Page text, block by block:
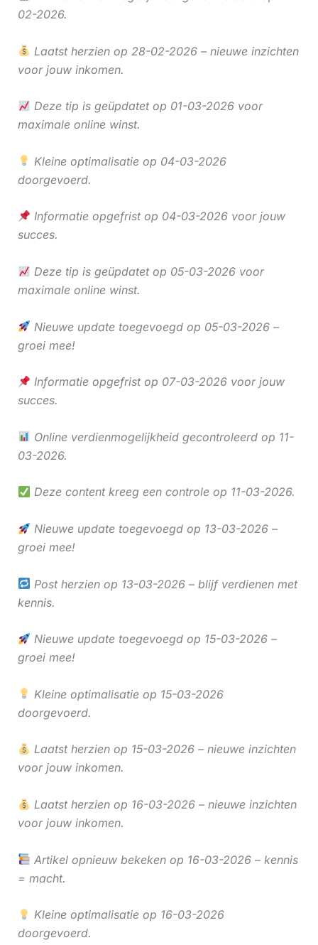
02-2026.
Laatst herzien op 28-02-2026 – nieuwe inzichten
voor jouw inkomen.
Deze tip is geüpdatet op 01-03-2026 voor
maximale online winst.
Kleine optimalisatie op 04-03-2026
doorgevoerd.
Informatie opgefrist op 04-03-2026 voor jouw
succes.
Deze tip is geüpdatet op 05-03-2026 voor
maximale online winst.
Nieuwe update toegevoegd op 05-03-2026 –
groei mee!
Informatie opgefrist op 07-03-2026 voor jouw
succes.
Online verdienmogelijkheid gecontroleerd op 11-
03-2026.
Deze content kreeg een controle op 11-03-2026.
Nieuwe update toegevoegd op 13-03-2026 –
groei mee!
Post herzien op 13-03-2026 – blijf verdienen met
kennis.
Nieuwe update toegevoegd op 15-03-2026 –
groei mee!
Kleine optimalisatie op 15-03-2026
doorgevoerd.
Laatst herzien op 15-03-2026 – nieuwe inzichten
voor jouw inkomen.
Laatst herzien op 16-03-2026 – nieuwe inzichten
voor jouw inkomen.
Artikel opnieuw bekeken op 16-03-2026 – kennis
= macht.
Kleine optimalisatie op 16-03-2026
doorgevoerd.